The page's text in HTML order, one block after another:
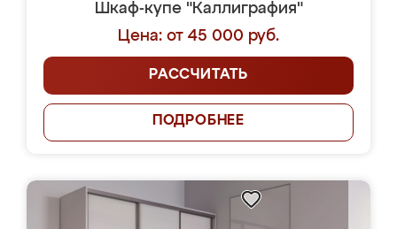
Шкаф-купе "Каллиграфия"
Цена: от 45 000 руб.
РАССЧИТАТЬ
ПОДРОБНЕЕ